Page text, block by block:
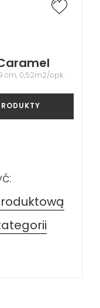
cm, 0,52m2/opk.